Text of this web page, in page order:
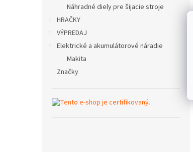
Náhradné diely pre šijacie stroje
HRAČKY
VÝPREDAJ
Elektrické a akumulátorové náradie
Makita
Značky